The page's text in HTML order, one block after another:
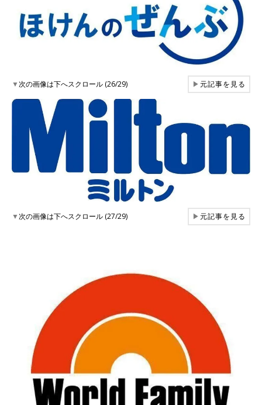
▼次の画像は下へスクロール (26/29) ▶元記事を見る
▼次の画像は下へスクロール (27/29) ▶元記事を見る